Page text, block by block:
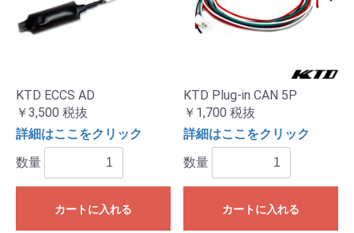
KTD ECCS AD
￥3,500 税抜
詳細はここをクリック
数量
カートに入れる
KTD Plug-in CAN 5P
￥1,700 税抜
詳細はここをクリック
数量
カートに入れる